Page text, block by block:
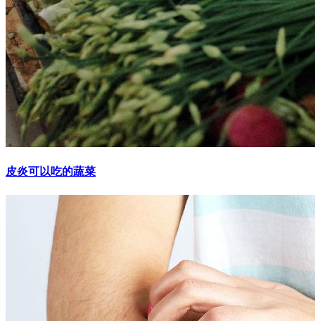
皮炎可以吃的蔬菜